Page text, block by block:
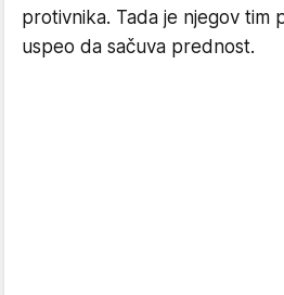
protivnika. Tada je njegov tim
uspeo da sačuva prednost.